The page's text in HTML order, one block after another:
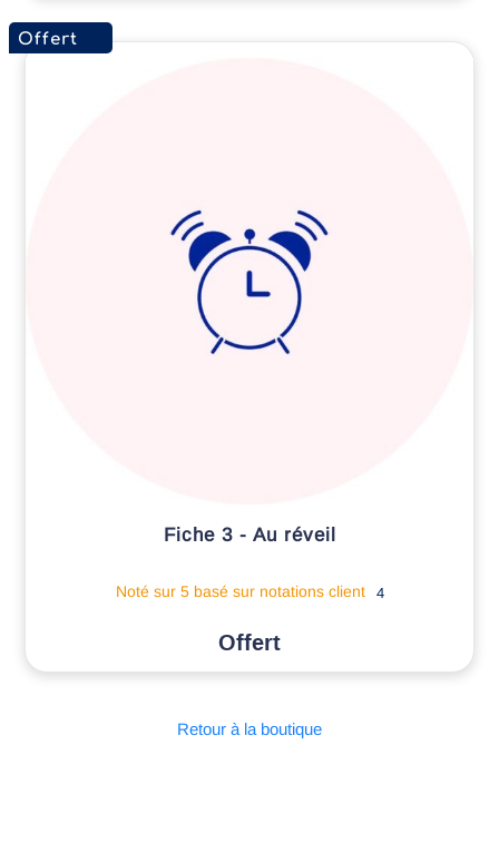
Offert
Fiche 3 - Au réveil
Noté sur 5 basé sur notations client 4
Retour à la boutique